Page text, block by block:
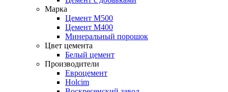
Марка
Цемент М500
Цемент М400
Минеральный порошок
Цвет цемента
Белый цемент
Производители
Евроцемент
Holcim